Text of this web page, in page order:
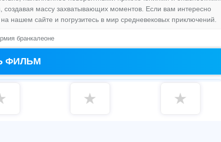
массу захватывающих моментов. Если вам интересно
нашем сайте и погрузитесь в мир средневековых приключений.
бранкалеоне
ФИЛЬМ
★ ★